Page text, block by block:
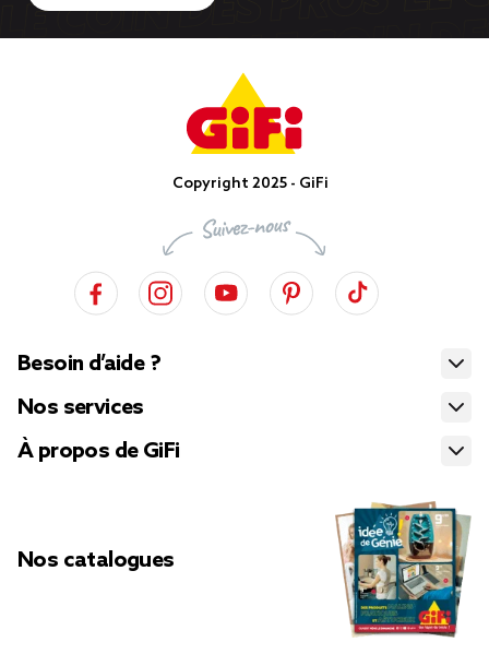
Copyright 2025 - GiFi
Besoin d’aide ?
Nos services
À propos de GiFi
Nos catalogues